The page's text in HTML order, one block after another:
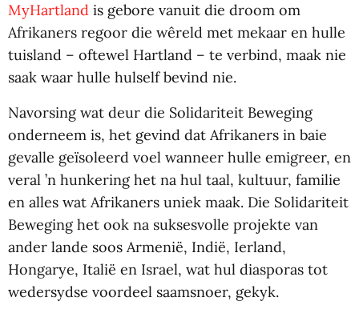
MyHartland is gebore vanuit die droom om
Afrikaners regoor die wêreld met mekaar en hulle
tuisland – oftewel Hartland – te verbind, maak nie
saak waar hulle hulself bevind nie.
Navorsing wat deur die Solidariteit Beweging
onderneem is, het gevind dat Afrikaners in baie
gevalle geïsoleerd voel wanneer hulle emigreer, en
veral ’n hunkering het na hul taal, kultuur, familie
en alles wat Afrikaners uniek maak. Die Solidariteit
Beweging het ook na suksesvolle projekte van
ander lande soos Armenië, Indië, Ierland,
Hongarye, Italië en Israel, wat hul diasporas tot
wedersydse voordeel saamsnoer, gekyk.